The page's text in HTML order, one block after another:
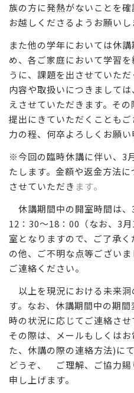
族の方に発熱がないことを確
お越しくださるようお願いし
また他の学年においては休
め、各ご家庭において学習
うに、課題を出させていた
内容や取扱いにつきまして
えさせていただきます。そ
提出にきていただくことも
力の程、何卒よろしくお願い
※今回の臨時休講に伴い、3
たします。金額や返金方法
させていただき ます。
休講期間中の開室時間は
12：30～18：00（なお、3
室となりますので、ご了承
の他、ご不明な点等ござい
ご連絡ください。
以上を現況における未来
す。なお、休講期間中の期
時の状況に応じてご連絡させ
その際は、メールもしくは
た、休講の際の連絡方法)に
どうぞ、 ご理解、ご協力賜
申し上げます。